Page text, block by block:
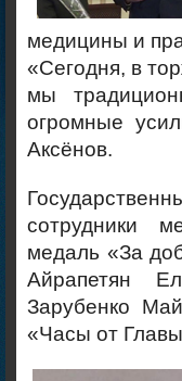
медицины и
«Сегодня, в
мы
огромные
Аксёнов.
сотрудники
медаль «За
Айрапетян
Зарубенко
«Часы от